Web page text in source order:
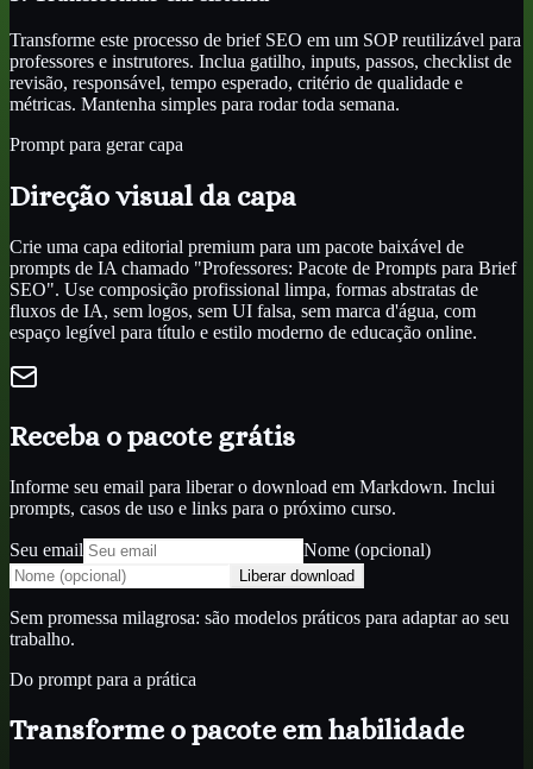
Transforme este processo de brief SEO em um SOP reutilizável para
professores e instrutores. Inclua gatilho, inputs, passos, checklist de
revisão, responsável, tempo esperado, critério de qualidade e
métricas. Mantenha simples para rodar toda semana.
Prompt para gerar capa
Direção visual da capa
Crie uma capa editorial premium para um pacote baixável de
prompts de IA chamado "Professores: Pacote de Prompts para Brief
SEO". Use composição profissional limpa, formas abstratas de
fluxos de IA, sem logos, sem UI falsa, sem marca d'água, com
espaço legível para título e estilo moderno de educação online.
Receba o pacote grátis
Informe seu email para liberar o download em Markdown. Inclui
prompts, casos de uso e links para o próximo curso.
Seu email Nome (opcional)
Liberar download
Sem promessa milagrosa: são modelos práticos para adaptar ao seu
trabalho.
Do prompt para a prática
Transforme o pacote em habilidade